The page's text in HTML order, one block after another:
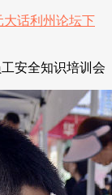
安全知识培训会